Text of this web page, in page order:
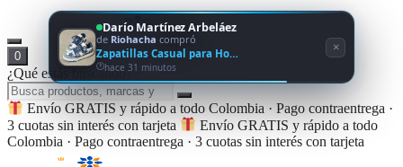
0
¿Qué estás buscando?
Envío GRATIS y rápido a todo Colombia · Pago contraentrega ·
3 cuotas sin interés con tarjeta
Envío GRATIS y rápido a todo
Colombia · Pago contraentrega · 3 cuotas sin interés con tarjeta
Darío Martínez Arbeláez
de Riohacha compró
Zapatillas Casual para Ho…
hace 31 minutos
×